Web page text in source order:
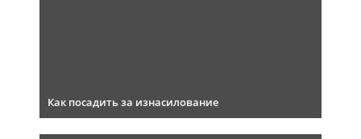
Как посадить за изнасилование